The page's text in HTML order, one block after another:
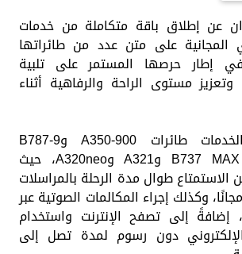
عن إطلاق باقة متكاملة من خدمات
المجانية على متن عدد من طائراتها
إطار حرصها المستمر على تلبية
وتعزيز مستوى الراحة والرفاهية أثناء
وتشمل هذه الخدمات طائرات A350-900 وB787-9
Dreamliner وB737 MAX 8 وA321 وA320neo، حيث
طوال مدة الرحلة بالمراسلات
وكذلك إجراء المكالمات الصوتية عبر
إضافةً إلى تصفح الإنترنت واستخدام
الإلكتروني دون رسوم لمدة تصل إلى